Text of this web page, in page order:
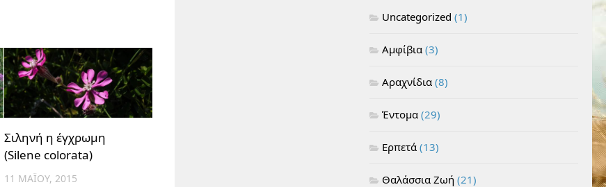
Σιληνή η έγχρωμη
(Silene colorata)
11 ΜΑΪ́ΟΥ, 2015
Uncategorized (1)
Αμφίβια (3)
Αραχνίδια (8)
Έντομα (29)
Ερπετά (13)
Θαλάσσια Ζωή (21)